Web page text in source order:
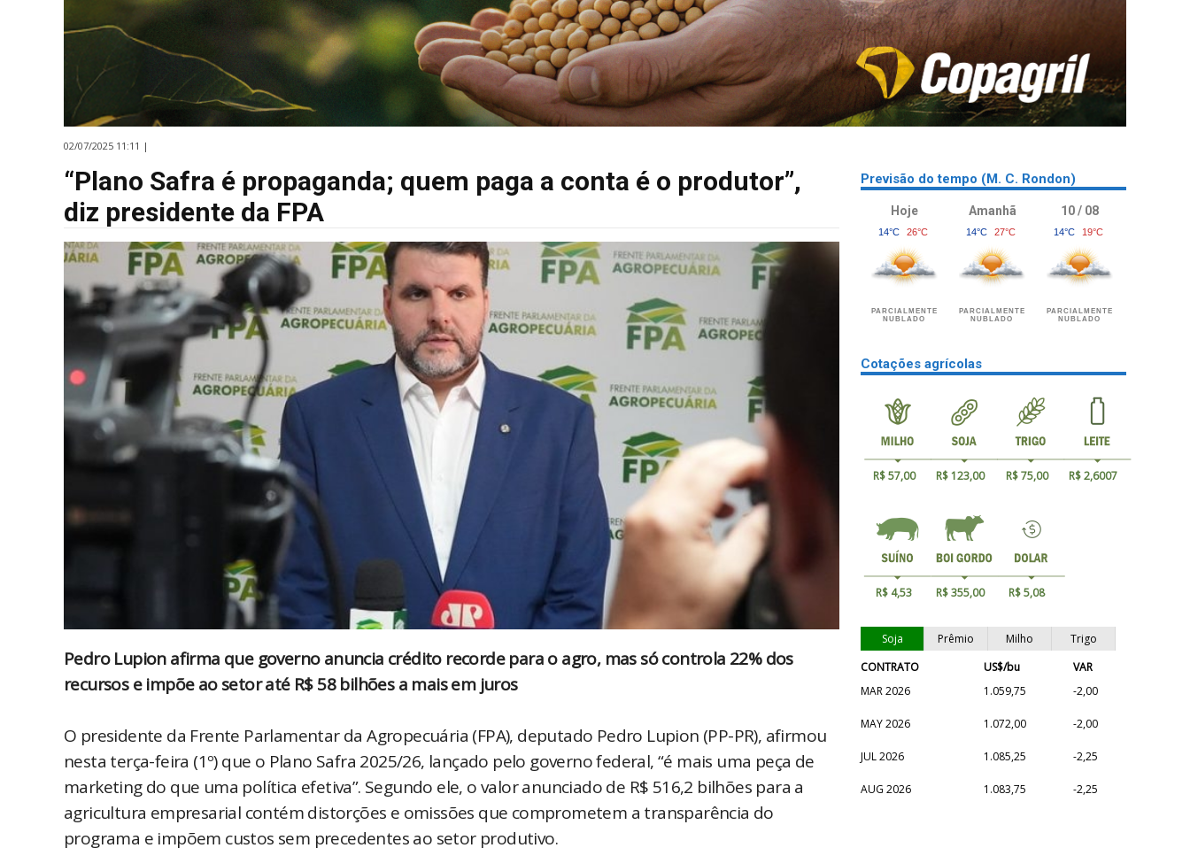
02/07/2025 11:11 |
“Plano Safra é propaganda; quem paga a conta é o produtor”,
diz presidente da FPA
Pedro Lupion afirma que governo anuncia crédito recorde para o agro, mas só controla 22% dos
recursos e impõe ao setor até R$ 58 bilhões a mais em juros
O presidente da Frente Parlamentar da Agropecuária (FPA), deputado Pedro Lupion (PP-PR), afirmou
nesta terça-feira (1º) que o Plano Safra 2025/26, lançado pelo governo federal, “é mais uma peça de
marketing do que uma política efetiva”. Segundo ele, o valor anunciado de R$ 516,2 bilhões para a
agricultura empresarial contém distorções e omissões que comprometem a transparência do
programa e impõem custos sem precedentes ao setor produtivo.
Previsão do tempo (M. C. Rondon)
Hoje
14°C 26°C
PARCIALMENTE
NUBLADO
Amanhã
14°C 27°C
PARCIALMENTE
NUBLADO
10 / 08
14°C 19°C
PARCIALMENTE
NUBLADO
Cotações agrícolas
R$ 57,00 R$ 123,00 R$ 75,00 R$ 2,6007
R$ 4,53 R$ 355,00 R$ 5,08
Soja Prêmio Milho
Trigo
CONTRATO
US$/bu
VAR
MAR 2026
1.059,75 -2,00
MAY 2026 1.072,00 -2,00
JUL 2026 1.085,25 -2,25
AUG 2026 1.083,75 -2,25